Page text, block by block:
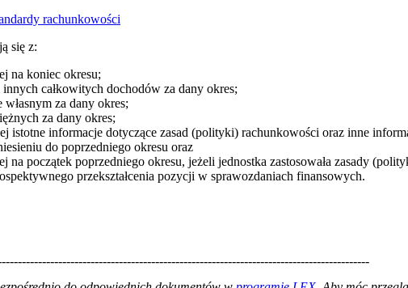
rachunkowości
się z:
na koniec okresu;
całkowitych dochodów za dany okres;
za dany okres;
za dany okres;
istotne informacje dotyczące zasad (polityki) rachunkowości oraz inne
do poprzedniego okresu oraz
na początek poprzedniego okresu, jeżeli jednostka zastosowała zasady
przekształcenia pozycji w sprawozdaniach finansowych.